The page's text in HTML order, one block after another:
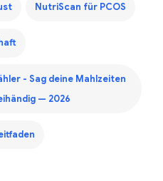
NutriScan für PCOS
- Sag deine Mahlzeiten
— 2026